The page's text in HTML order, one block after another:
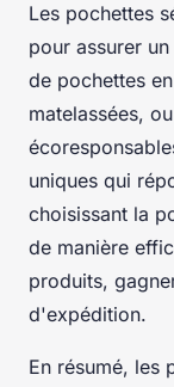
Les pochettes
pour assurer
de pochettes
matelassées,
uniques qui
choisissant la
de manière
produits,
d'expédition.
En résumé, les